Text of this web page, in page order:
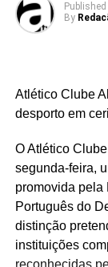
Published
By
Atlético Clube
desporto em
O Atlético
segunda-feira,
promovida pela
Português do
distinção
instituições
reconhecidas